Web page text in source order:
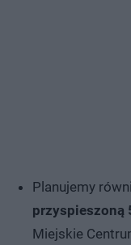
Planujemy
przyspieszoną
Miejskie